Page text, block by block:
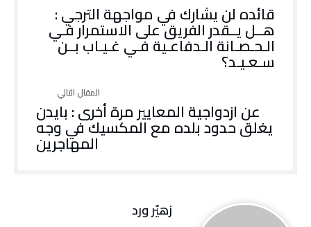
قائده لن يشارك في مواجهة الترجي :
هــل يــقدر الفريق على الاستمرار فـي
الـحـصـانة الـدفاعـية فـي غـيـاب بــن
سـعـيـد؟
عن ازدواجية المعايير مرة أخرى : بايدن
يغلق حدود بلده مع المكسيك في وجه
المهاجرين
زهيّر‭ ‬ورد